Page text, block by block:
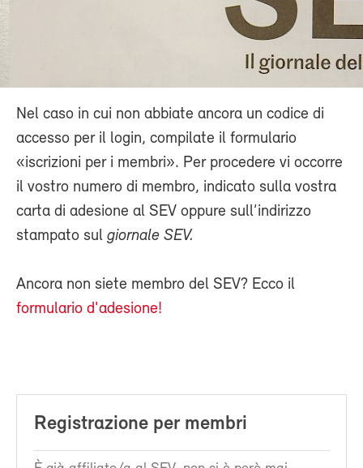
Nel caso in cui non abbiate ancora un codice di
accesso per il login, compilate il formulario
«iscrizioni per i membri». Per procedere vi occorre
il vostro numero di membro, indicato sulla vostra
carta di adesione al SEV oppure sull’indirizzo
stampato sul giornale SEV.
Ancora non siete membro del SEV? Ecco il
formulario d'adesione!
Registrazione per membri